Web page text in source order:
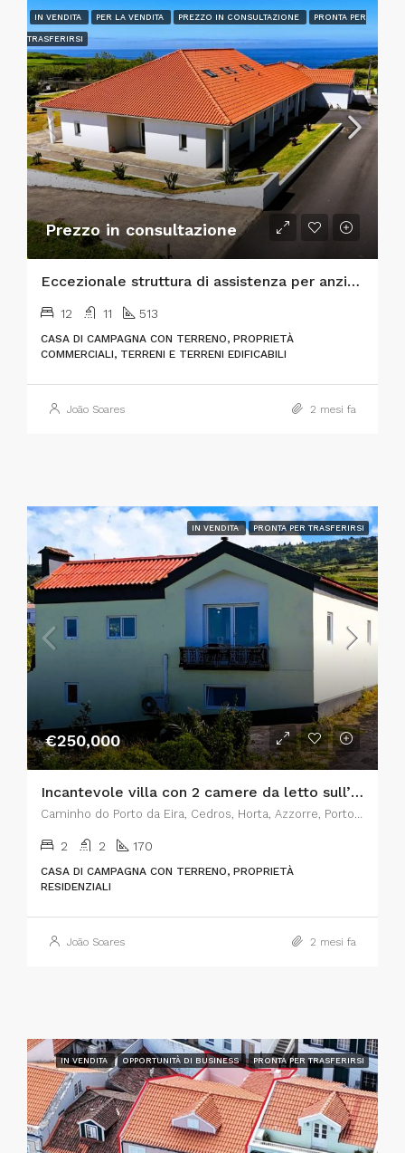
IN VENDITA PER LA VENDITA PREZZO IN CONSULTAZIONE PRONTA PER
TRASFERIRSI
Prezzo in consultazione
Eccezionale struttura di assistenza per anziani “chiavi in mano” e immobile di pregio per investimenti
12 11 513
CASA DI CAMPAGNA CON TERRENO, PROPRIETÀ
COMMERCIALI, TERRENI E TERRENI EDIFICABILI
João Soares 2 mesi fa
IN VENDITA PRONTA PER TRASFERIRSI
€250,000
Incantevole villa con 2 camere da letto sull’isola di Faial, nelle Azzorre – Il connubio perfetto tra fascino rustico e comfort moderno
Caminho do Porto da Eira, Cedros, Horta, Azzorre, Portogallo
2 2 170
CASA DI CAMPAGNA CON TERRENO, PROPRIETÀ
RESIDENZIALI
João Soares 2 mesi fa
IN VENDITA OPPORTUNITÀ DI BUSINESS PRONTA PER TRASFERIRSI